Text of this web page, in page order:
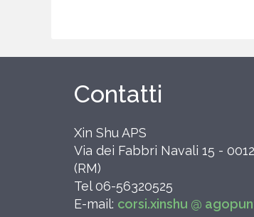
Contatti
Xin Shu APS
Via dei Fabbri Navali 15 -
(RM)
Tel 06-56320525
E-mail: corsi.xinshu @